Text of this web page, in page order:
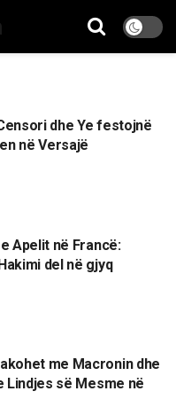
dhe Ye festojnë
në Versajë
Apelit në Francë:
del në gjyq
me Macronin dhe
Lindjes së Mesme në